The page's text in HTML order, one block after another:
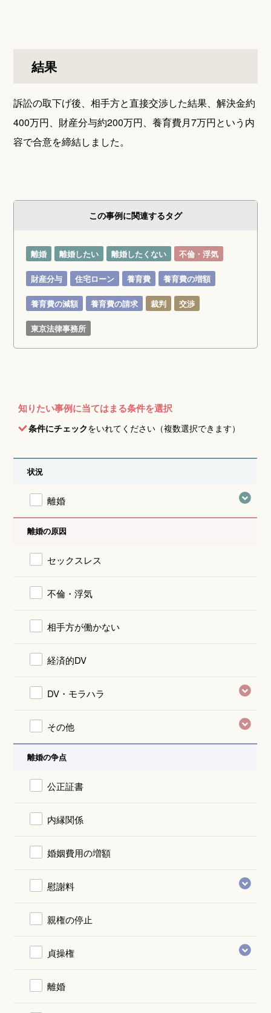
結果
訴訟の取下げ後、相手方と直接交渉した結果、解決金約
400万円、財産分与約200万円、養育費月7万円という内
容で合意を締結しました。
この事例に関連するタグ
離婚 離婚したい 離婚したくない 不倫・浮気
財産分与 住宅ローン 養育費 養育費の増額
養育費の減額 養育費の請求 裁判 交渉
東京法律事務所
知りたい事例に当てはまる条件を選択
条件にチェックをいれてください（複数選択できます）
状況
離婚
離婚の原因
セックスレス
不倫・浮気
相手方が働かない
経済的DV
DV・モラハラ
その他
離婚の争点
公正証書
内縁関係
婚姻費用の増額
慰謝料
親権の停止
貞操権
離婚